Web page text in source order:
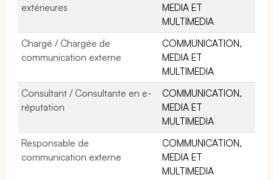
extérieures
MEDIA ET
MULTIMEDIA
Chargé / Chargée de
communication externe
COMMUNICATION,
MEDIA ET
MULTIMEDIA
Consultant / Consultante en e-
réputation
COMMUNICATION,
MEDIA ET
MULTIMEDIA
Responsable de
communication externe
COMMUNICATION,
MEDIA ET
MULTIMEDIA